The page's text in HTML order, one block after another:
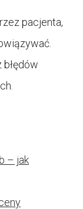
pacjenta,
błędów
– jak